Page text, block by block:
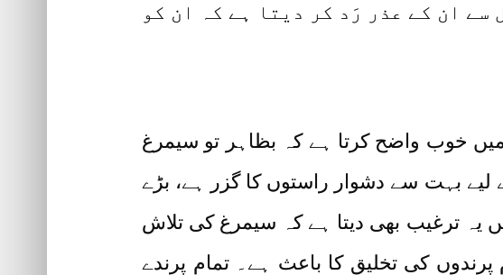
سے ان کے عذر رَد کر دیتا ہے کہ ان کو
میں خوب واضح کرتا ہے کہ بظاہر تو سیمرغ
بہت سے دشوار راستوں کا گزر ہے، بڑے
یہ ترغیب بھی دیتا ہے کہ سیمرغ کی تلاش
کی تخلیق کا باعث ہے۔ تمام پرندے